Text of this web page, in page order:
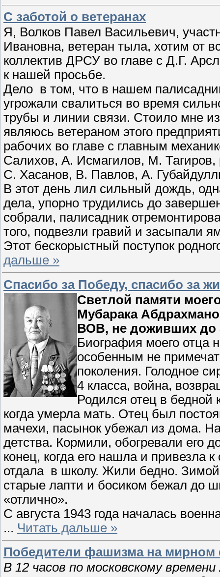
С заботой о ветеранах
Я, Волков Павел Васильевич,
Ивановна, ветеран тыла, хотим от
коллектив ДРСУ во главе с Д.Г.
к нашей просьбе.
Дело в том, что в нашем
угрожали свалиться во время
трубы и линии связи. Стоило мне
являюсь ветераном этого
рабочих во главе с главным
Салихов, А. Исмагилов, М.
С. Хасанов, В. Павлов, А.
В этот день лил сильный дождь,
дела, упорно трудились до
собрали, палисадник
того, подвезли гравий и засыпали
Этот бескорыстный поступок
дальше »
Спасибо за Победу, спасибо за
Светлой памяти
Мубарака
ВОВ, не доживших до
Биография моего отца
особенным не
поколения. Голодное
4 класса, война,
Родился отец в бедной
когда умерла мать. Отец был
мачехи, пасынок убежал из дома.
детства. Кормили, обогревали
конец, когда его нашла и привезла
отдала в школу. Жили бедно.
старые лапти и босиком бежал до
«отлично».
С августа 1943 года началась
... Читать дальше »
Победители фашизма на мирном
В 12 часов по московскому